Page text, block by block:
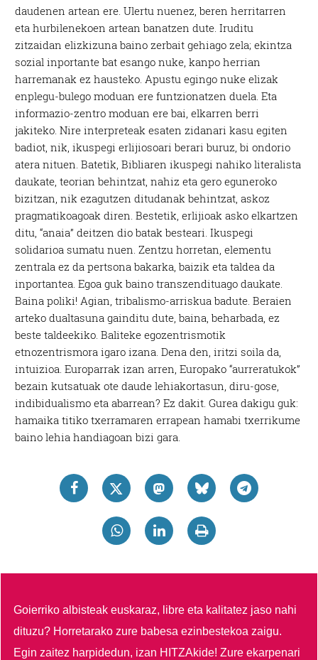
daudenen artean ere. Ulertu nuenez, beren herritarren
eta hurbilenekoen artean banatzen dute. Iruditu
zitzaidan elizkizuna baino zerbait gehiago zela; ekintza
sozial inportante bat esango nuke, kanpo herrian
harremanak ez hausteko. Apustu egingo nuke elizak
enplegu-bulego moduan ere funtzionatzen duela. Eta
informazio-zentro moduan ere bai, elkarren berri
jakiteko. Nire interpreteak esaten zidanari kasu egiten
badiot, nik, ikuspegi erlijiosoari berari buruz, bi ondorio
atera nituen. Batetik, Bibliaren ikuspegi nahiko literalista
daukate, teorian behintzat, nahiz eta gero eguneroko
bizitzan, nik ezagutzen ditudanak behintzat, askoz
pragmatikoagoak diren. Bestetik, erlijioak asko elkartzen
ditu, “anaia” deitzen dio batak besteari. Ikuspegi
solidarioa sumatu nuen. Zentzu horretan, elementu
zentrala ez da pertsona bakarka, baizik eta taldea da
inportantea. Egoa guk baino transzendituago daukate.
Baina poliki! Agian, tribalismo-arriskua badute. Beraien
arteko dualtasuna gainditu dute, baina, beharbada, ez
beste taldeekiko. Baliteke egozentrismotik
etnozentrismora igaro izana. Dena den, iritzi soila da,
intuizioa. Europarrak izan arren, Europako “aurreratukok”
bezain kutsatuak ote daude lehiakortasun, diru-gose,
indibidualismo eta abarrean? Ez dakit. Gurea dakigu guk:
hamaika titiko txerramaren errapean hamabi txerrikume
baino lehia handiagoan bizi gara.
Goierriko albisteak euskaraz, libre eta kalitatez jaso nahi
dituzu? Horretarako zure babesa ezinbestekoa zaigu.
Egin zaitez harpidedun, izan HITZAkide!Zure ekarpenari